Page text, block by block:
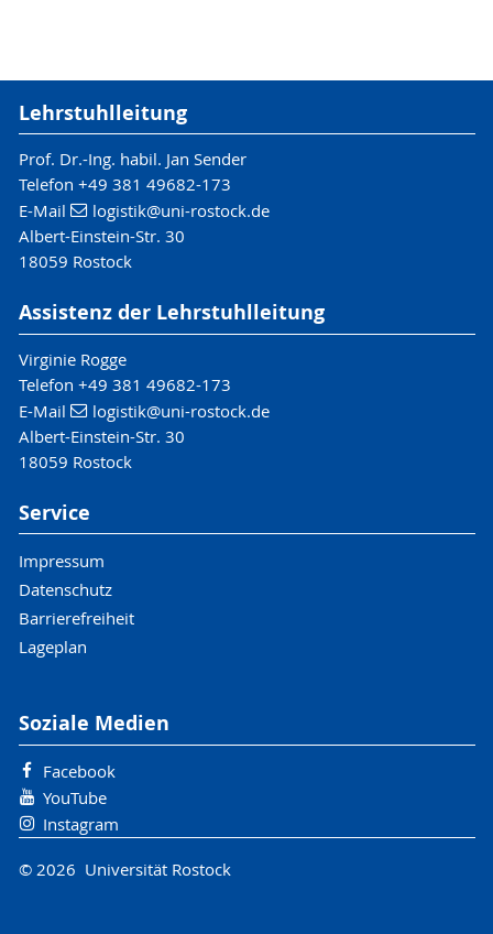
Lehrstuhlleitung
Prof. Dr.-Ing. habil. Jan Sender
Telefon +49 381 49682-173
E-Mail
logistik@uni-rostock.de
Albert-Einstein-Str. 30
18059 Rostock
Assistenz der Lehrstuhlleitung
Virginie Rogge
Telefon +49 381 49682-173
E-Mail
logistik@uni-rostock.de
Albert-Einstein-Str. 30
18059 Rostock
Service
Impressum
Datenschutz
Barrierefreiheit
Lageplan
Soziale Medien
Facebook
YouTube
Instagram
© 2026 Universität Rostock